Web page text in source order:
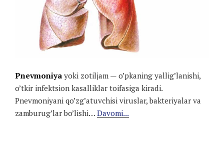
Pnevmoniya yoki zotiljam — o’pkaning yallig’lanishi,
o’tkir infektsion kasalliklar toifasiga kiradi.
Pnevmoniyani qo’zg’atuvchisi viruslar, bakteriyalar va
zamburug’lar bo’lishi… Davomi...